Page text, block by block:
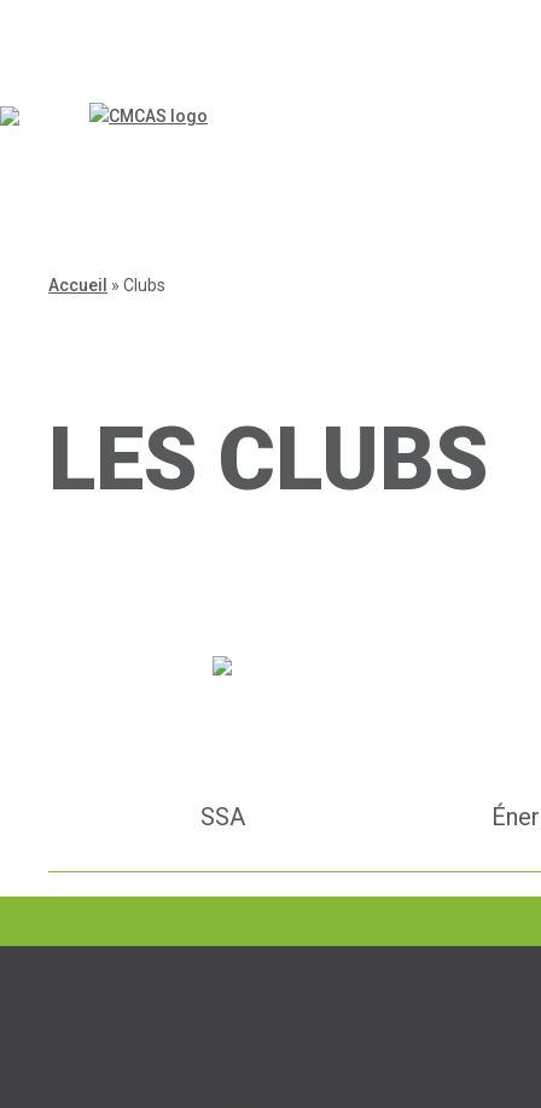
Accueil » Clubs
LES CLUBS
SSA